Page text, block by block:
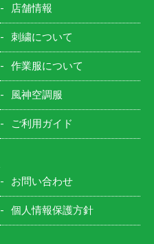
店舗情報
刺繍について
作業服について
風神空調服
ご利用ガイド
お問い合わせ
個人情報保護方針